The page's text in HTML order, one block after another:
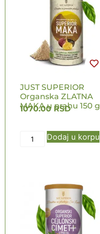
JUST SUPERIOR
Organska ZLATNA
MAKA u prahu 150 g
1070.00 RSD
Dodaj u korpu